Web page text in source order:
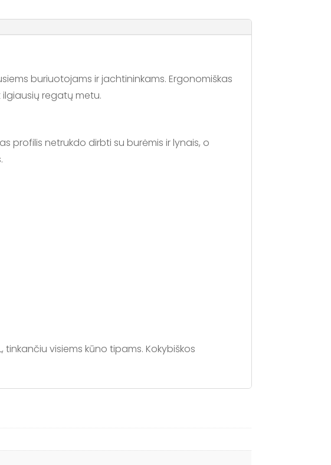
buriuotojams ir jachtininkams. Ergonomiškas
regatų metu.
profilis netrukdo dirbti su burėmis ir lynais, o
tinkančiu visiems kūno tipams. Kokybiškos